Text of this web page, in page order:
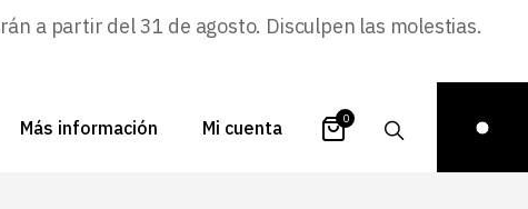
a partir del 31 de agosto. Disculpen las molestias.
Más información Mi cuenta 0